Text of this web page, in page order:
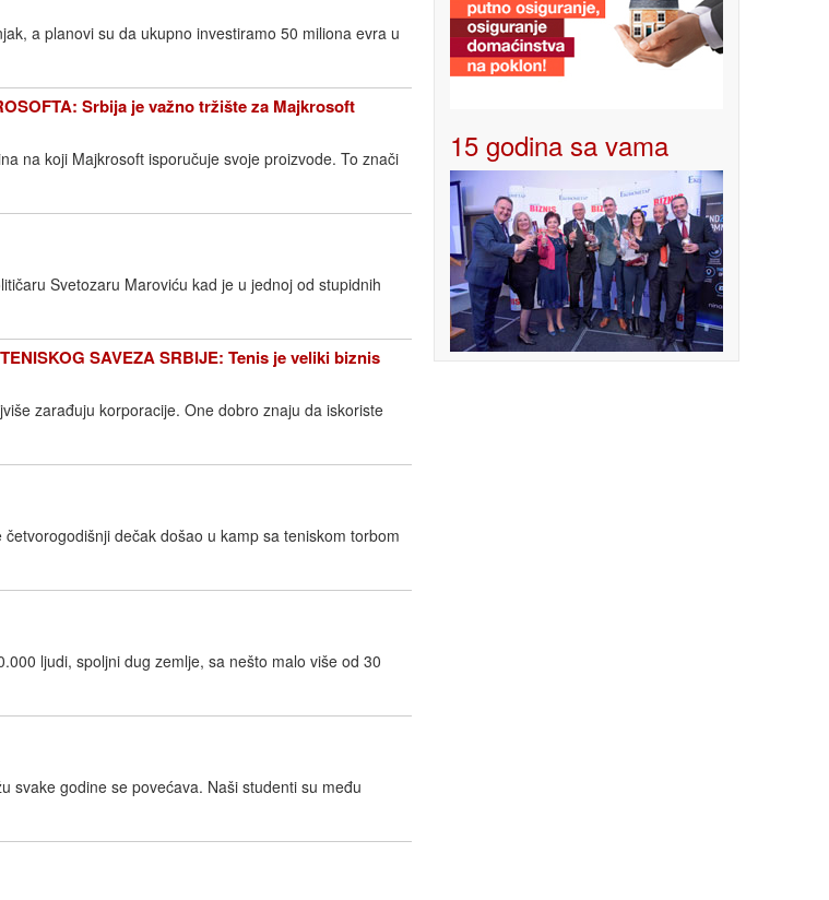
a planovi su da ukupno investiramo 50 miliona evra u
Srbija je važno tržište za Majkrosoft
na koji Majkrosoft isporučuje svoje proizvode. To znači
Svetozaru Maroviću kad je u jednoj od stupidnih
SAVEZA SRBIJE: Tenis je veliki biznis
zarađuju korporacije. One dobro znaju da iskoriste
dečak došao u kamp sa teniskom torbom
ljudi, spoljni dug zemlje, sa nešto malo više od 30
svake godine se povećava. Naši studenti su među
15 godina sa vama